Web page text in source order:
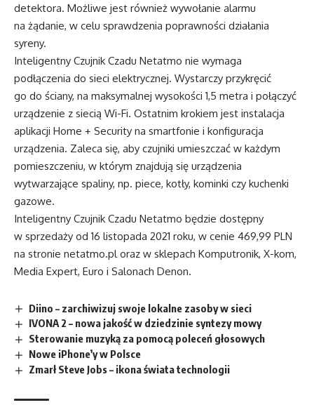
detektora. Możliwe jest również wywołanie alarmu
na żądanie, w celu sprawdzenia poprawności działania
syreny.
Inteligentny Czujnik Czadu Netatmo nie wymaga
podłączenia do sieci elektrycznej. Wystarczy przykręcić
go do ściany, na maksymalnej wysokości 1,5 metra i połączyć
urządzenie z siecią Wi-Fi. Ostatnim krokiem jest instalacja
aplikacji Home + Security na smartfonie i konfiguracja
urządzenia. Zaleca się, aby czujniki umieszczać w każdym
pomieszczeniu, w którym znajdują się urządzenia
wytwarzające spaliny, np. piece, kotły, kominki czy kuchenki
gazowe.
Inteligentny Czujnik Czadu Netatmo będzie dostępny
w sprzedaży od 16 listopada 2021 roku, w cenie 469,99 PLN
na stronie netatmo.pl oraz w sklepach Komputronik, X-kom,
Media Expert, Euro i Salonach Denon.
Diino – zarchiwizuj swoje lokalne zasoby w sieci
IVONA 2 – nowa jakość w dziedzinie syntezy mowy
Sterowanie muzyką za pomocą poleceń głosowych
Nowe iPhone’y w Polsce
Zmarł Steve Jobs – ikona świata technologii